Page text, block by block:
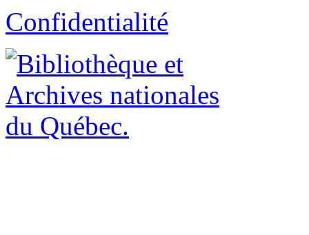
Confidentialité